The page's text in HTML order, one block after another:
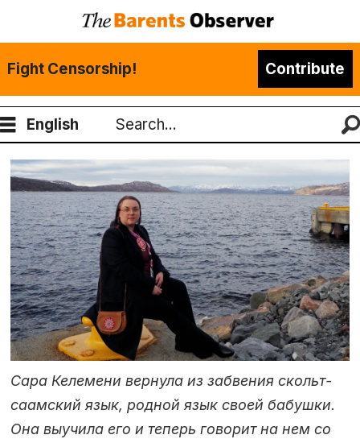
Fight Censorship! Contribute
English
Search
Сара Келемени вернула из забвения скольт-
саамский язык, родной язык своей бабушки.
Она выучила его и теперь говорит на нем со